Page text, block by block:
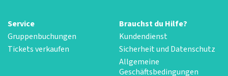
Service
Gruppenbuchungen
Tickets verkaufen
Brauchst du Hilfe?
Kundendienst
Sicherheit und Datenschutz
Allgemeine
Geschäftsbedingungen